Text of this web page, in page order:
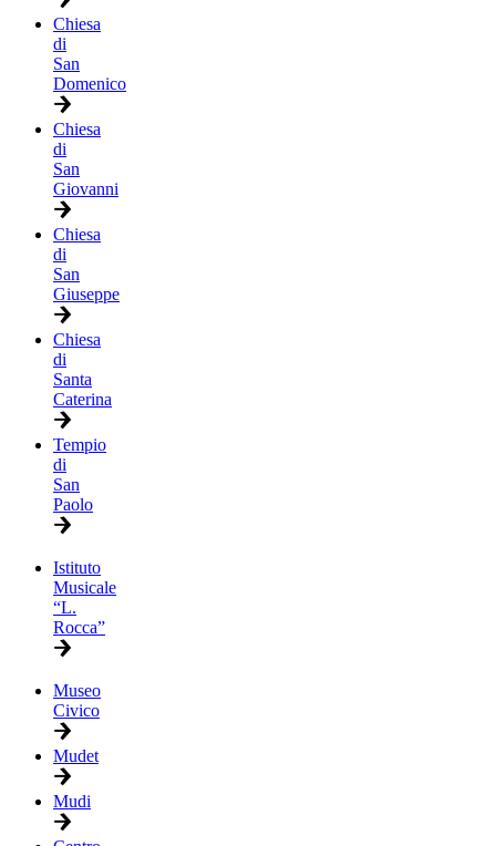
Chiesa
di
San
Domenico
Chiesa
di
San
Giovanni
Chiesa
di
San
Giuseppe
Chiesa
di
Santa
Caterina
Tempio
di
San
Paolo
Istituto
Musicale
“L.
Rocca”
Museo
Civico
Mudet
Mudi